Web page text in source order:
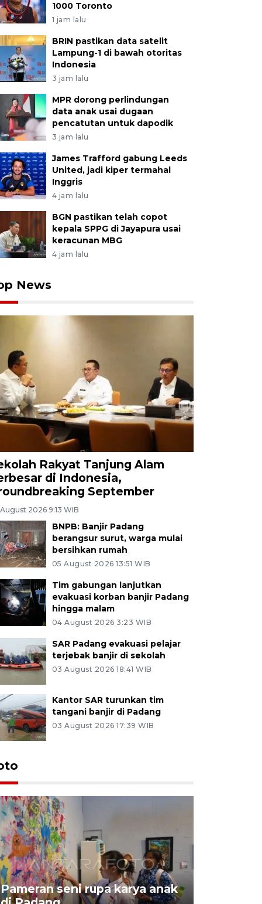
1000 Toronto
1 jam lalu
BRIN pastikan data satelit
Lampung-1 di bawah otoritas
Indonesia
3 jam lalu
MPR dorong perlindungan
data anak usai dugaan
pencatutan untuk dapodik
3 jam lalu
James Trafford gabung Leeds
United, jadi kiper termahal
Inggris
4 jam lalu
BGN pastikan telah copot
kepala SPPG di Jayapura usai
keracunan MBG
4 jam lalu
News
Rakyat Tanjung Alam
di Indonesia,
September
2026 9:13 WIB
BNPB: Banjir Padang
berangsur surut, warga mulai
bersihkan rumah
05 August 2026 13:51 WIB
Tim gabungan lanjutkan
evakuasi korban banjir Padang
hingga malam
04 August 2026 3:23 WIB
SAR Padang evakuasi pelajar
terjebak banjir di sekolah
03 August 2026 18:41 WIB
Kantor SAR turunkan tim
tangani banjir di Padang
03 August 2026 17:39 WIB
Pameran seni rupa karya anak